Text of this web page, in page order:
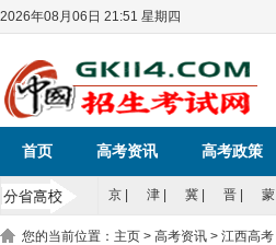
2026年08月06日 21:51 星期四
首页 高考资讯 高考政策
京| 津| 冀| 晋| 蒙|
您的当前位置： 主页 > 高考资讯 > 江西高考